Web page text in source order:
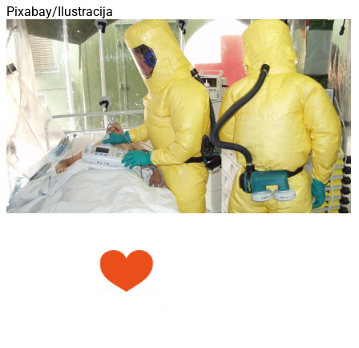
Pixabay/Ilustracija